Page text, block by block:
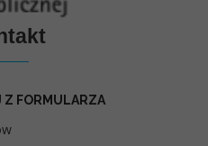
Z FORMULARZA